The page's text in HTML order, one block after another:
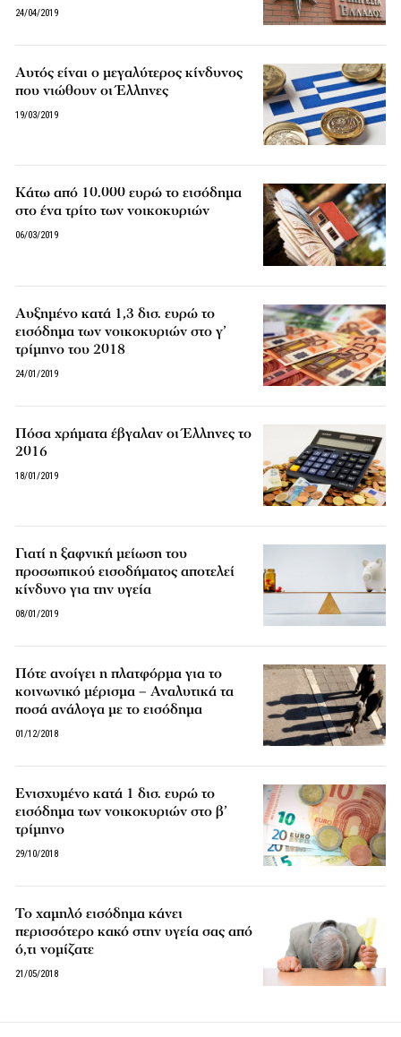
24/04/2019
Αυτός είναι ο μεγαλύτερος κίνδυνος
που νιώθουν οι Έλληνες
19/03/2019
Κάτω από 10.000 ευρώ το εισόδημα
στο ένα τρίτο των νοικοκυριών
06/03/2019
Αυξημένο κατά 1,3 δισ. ευρώ το
εισόδημα των νοικοκυριών στο γ’
τρίμηνο του 2018
24/01/2019
Πόσα χρήματα έβγαλαν οι Έλληνες το
2016
18/01/2019
Γιατί η ξαφνική μείωση του
προσωπικού εισοδήματος αποτελεί
κίνδυνο για την υγεία
08/01/2019
Πότε ανοίγει η πλατφόρμα για το
κοινωνικό μέρισμα – Αναλυτικά τα
ποσά ανάλογα με το εισόδημα
01/12/2018
Ενισχυμένο κατά 1 δισ. ευρώ το
εισόδημα των νοικοκυριών στο β’
τρίμηνο
29/10/2018
Το χαμηλό εισόδημα κάνει
περισσότερο κακό στην υγεία σας από
ό,τι νομίζατε
21/05/2018